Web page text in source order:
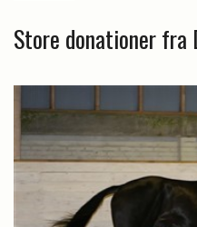
Store donationer fra